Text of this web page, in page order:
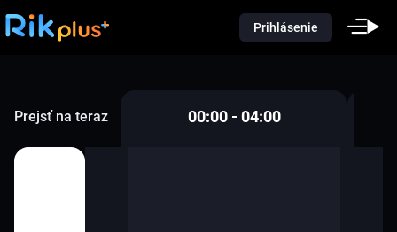
Prihlásenie
Prejsť na teraz 00:00 - 04:00